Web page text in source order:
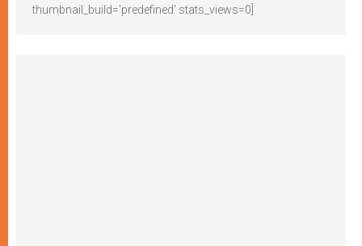
thumbnail_build='predefined' stats_views=0]